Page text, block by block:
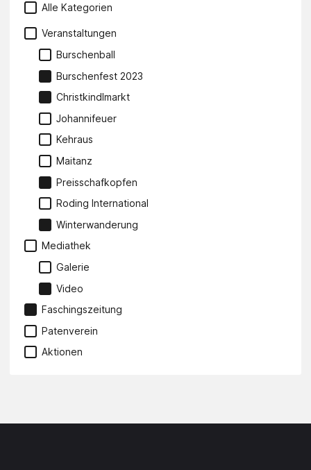
Alle Kategorien
Veranstaltungen
Burschenball
Burschenfest 2023
Christkindlmarkt
Johannifeuer
Kehraus
Maitanz
Preisschafkopfen
Roding International
Winterwanderung
Mediathek
Galerie
Video
Faschingszeitung
Patenverein
Aktionen